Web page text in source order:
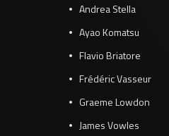
Andrea Stella
Ayao Komatsu
Flavio Briatore
Frédéric Vasseur
Graeme Lowdon
James Vowles